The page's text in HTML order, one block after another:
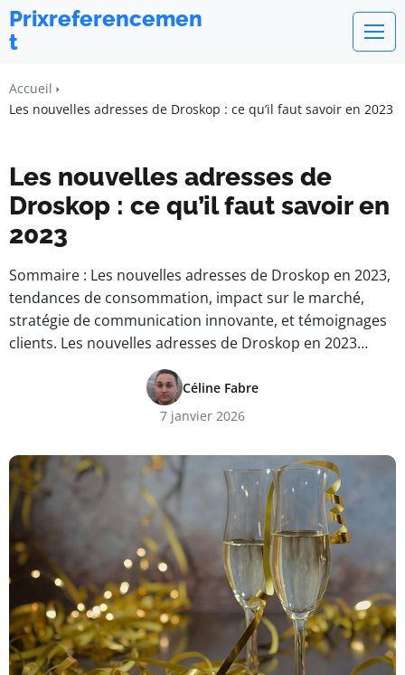
Prixreferencemen
t
Accueil
Les nouvelles adresses de Droskop : ce qu’il faut savoir en 2023
Les nouvelles adresses de
Droskop : ce qu’il faut savoir en
2023
Sommaire : Les nouvelles adresses de Droskop en 2023,
tendances de consommation, impact sur le marché,
stratégie de communication innovante, et témoignages
clients. Les nouvelles adresses de Droskop en 2023…
Céline Fabre
7 janvier 2026